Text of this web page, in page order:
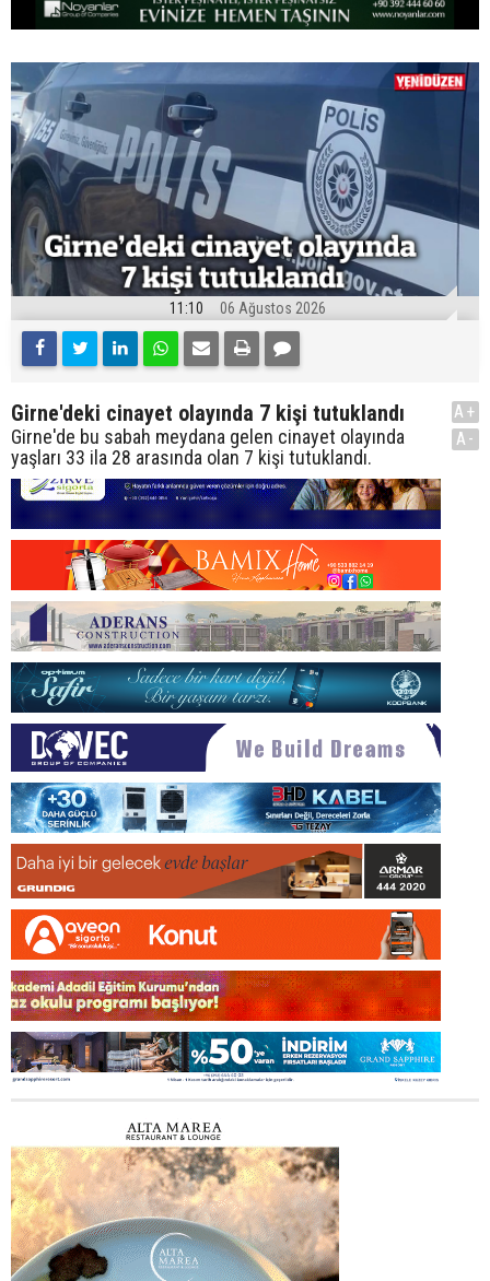
11:10 06 Ağustos 2026
Girne'deki cinayet olayında 7 kişi tutuklandı
Girne'de bu sabah meydana gelen cinayet olayında
yaşları 33 ila 28 arasında olan 7 kişi tutuklandı.
A+
A-